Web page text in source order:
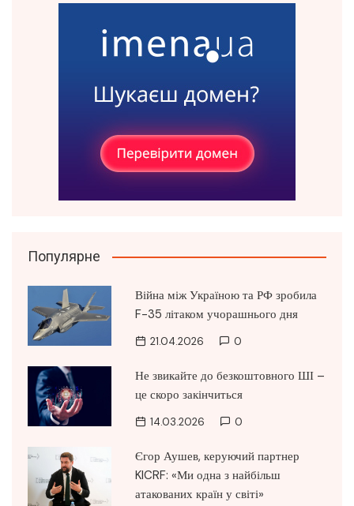
Популярне
Війна між Україною та РФ зробила
F-35 літаком учорашнього дня
21.04.2026 0
Не звикайте до безкоштовного ШІ –
це скоро закінчиться
14.03.2026 0
Єгор Аушев, керуючий партнер
KICRF: «Ми одна з найбільш
атакованих країн у світі»